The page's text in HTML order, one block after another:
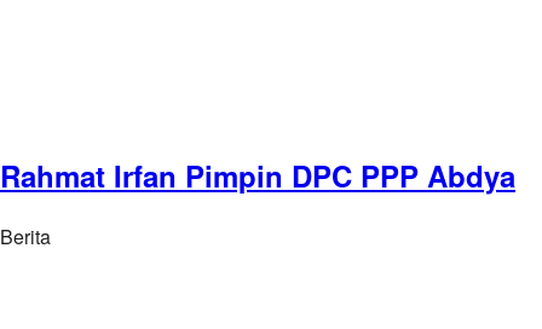
Rahmat Irfan Pimpin DPC PPP Abdya
Berita